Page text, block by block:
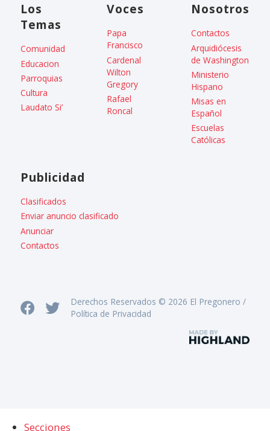
Los
Temas
Comunidad
Educacion
Parroquias
Cultura
Laudato Si’
Voces
Papa
Francisco
Cardenal
Wilton
Gregory
Rafael
Roncal
Nosotros
Contactos
Arquidiócesis
de Washington
Ministerio
Hispano
Misas en
Español
Escuelas
Católicas
Publicidad
Clasificados
Enviar anuncio clasificado
Anunciar
Contactos
Derechos Reservados © 2026 El Pregonero /
Política de Privacidad
Secciones